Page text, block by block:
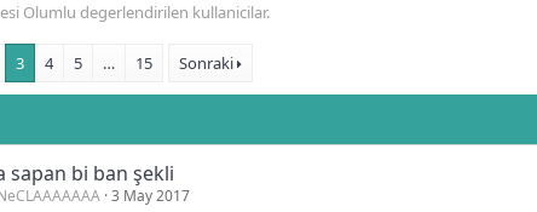
Olumlu degerlendirilen kullanicilar.
3 4 5 … 15 Sonraki
sapan bi ban şekli
3 May 2017